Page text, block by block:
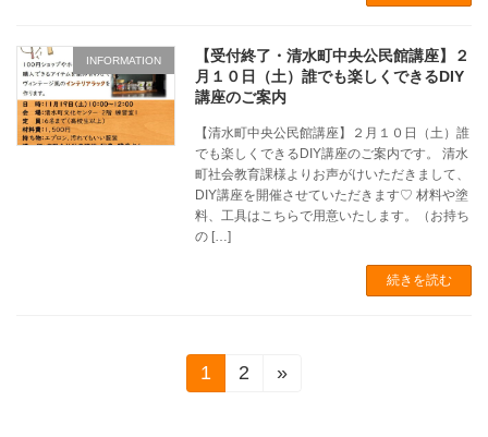
INFORMATION
【受付終了・清水町中央公民館講座】２
月１０日（土）誰でも楽しくできるDIY
講座のご案内
【清水町中央公民館講座】２月１０日（土）誰
でも楽しくできるDIY講座のご案内です。 清水
町社会教育課様よりお声がけいただきまして、
DIY講座を開催させていただきます♡ 材料や塗
料、工具はこちらで用意いたします。（お持ち
の […]
続きを読む
固
1
固
2 »